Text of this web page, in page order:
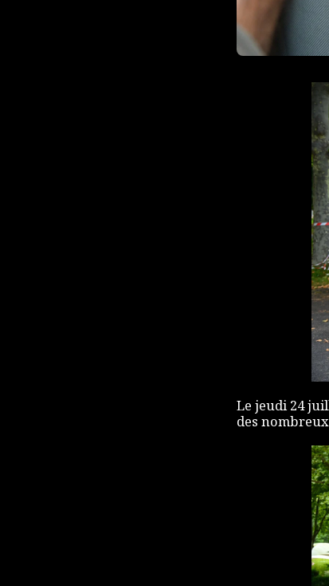
Le jeudi 24
des